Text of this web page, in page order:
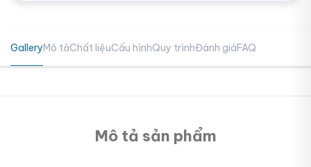
GalleryMô tảChất liệuCấu hìnhQuy trìnhĐánh giáFAQ
Mô tả sản phẩm